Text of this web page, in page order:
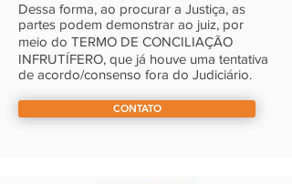
Dessa forma, ao procurar a Justiça, as
partes podem demonstrar ao juiz, por
meio do TERMO DE CONCILIAÇĀO
INFRUTÍFERO, que já houve uma tentativa
de acordo/consenso fora do Judiciário.
CONTATO